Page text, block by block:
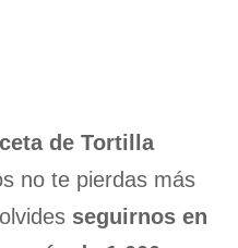
de Tortilla
no te pierdas más
seguirnos en